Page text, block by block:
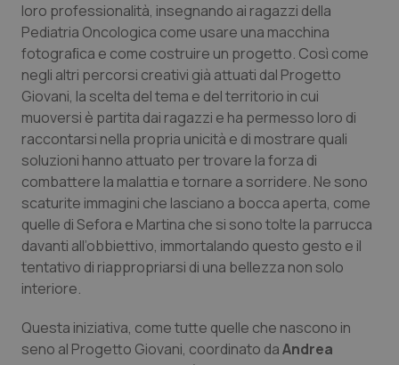
Veneto
Oncoematologia
Oncologia & Nutrizione
Psoriasi & pelle
Quotidiano Cardiologia
Quotidiano Chirurgia
Quotidiano Oncologia
Quotidiano Pediatria
Rene & patologie urogenitali
loro professionalità, insegnando ai ragazzi della
Pediatria Oncologica come usare una macchina
fotograﬁca e come costruire un progetto. Così come
negli altri percorsi creativi già attuati dal Progetto
Giovani, la scelta del tema e del territorio in cui
muoversi è partita dai ragazzi e ha permesso loro di
raccontarsi nella propria unicità e di mostrare quali
soluzioni hanno attuato per trovare la forza di
combattere la malattia e tornare a sorridere. Ne sono
scaturite immagini che lasciano a bocca aperta, come
quelle di Sefora e Martina che si sono tolte la parrucca
davanti all’obbiettivo, immortalando questo gesto e il
tentativo di riappropriarsi di una bellezza non solo
interiore.
Questa iniziativa, come tutte quelle che nascono in
seno al Progetto Giovani, coordinato daAndrea